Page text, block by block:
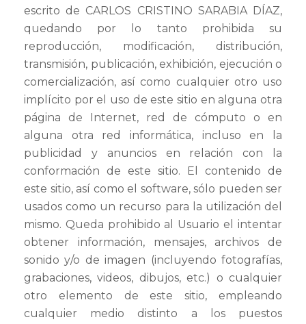
escrito de CARLOS CRISTINO SARABIA DÍAZ,
quedando por lo tanto prohibida su
reproducción, modificación, distribución,
transmisión, publicación, exhibición, ejecución o
comercialización, así como cualquier otro uso
implícito por el uso de este sitio en alguna otra
página de Internet, red de cómputo o en
alguna otra red informática, incluso en la
publicidad y anuncios en relación con la
conformación de este sitio. El contenido de
este sitio, así como el software, sólo pueden ser
usados como un recurso para la utilización del
mismo. Queda prohibido al Usuario el intentar
obtener información, mensajes, archivos de
sonido y/o de imagen (incluyendo fotografías,
grabaciones, videos, dibujos, etc.) o cualquier
otro elemento de este sitio, empleando
cualquier medio distinto a los puestos